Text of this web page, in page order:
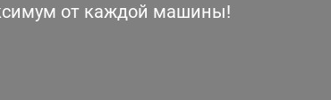
от каждой машины!